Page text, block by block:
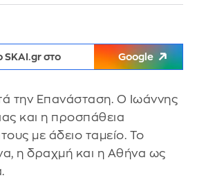
SKAI.gr στο Google
την Επανάσταση. Ο Ιωάννης
και η προσπάθεια
με άδειο ταμείο. Το
η δραχμή και η Αθήνα ως